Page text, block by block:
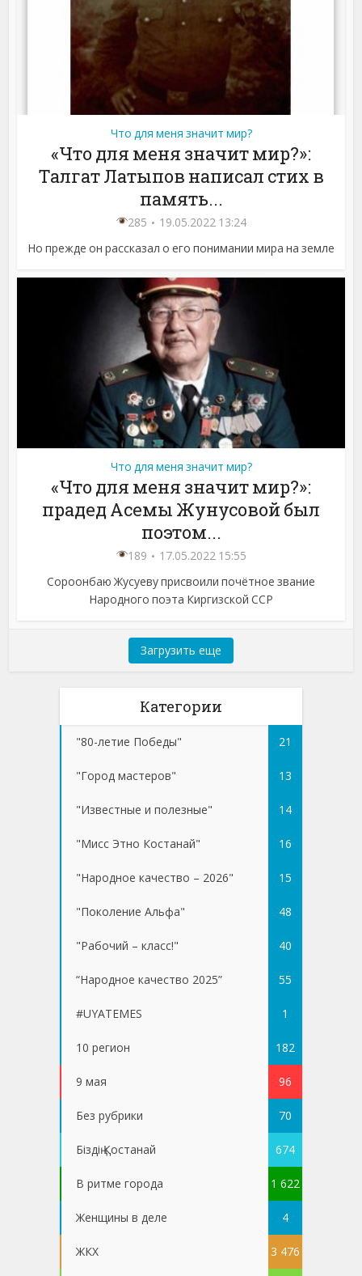
Что для меня значит мир?
«Что для меня значит мир?»:
Талгат Латыпов написал стих в
память...
285
19.05.2022 13:24
Но прежде он рассказал о его понимании мира на земле
Что для меня значит мир?
«Что для меня значит мир?»:
прадед Асемы Жунусовой был
поэтом...
189
17.05.2022 15:55
Сороонбаю Жусуеву присвоили почётное звание
Народного поэта Киргизской ССР
Загрузить еще
Категории
"80-летие Победы" 21
"Город мастеров" 13
"Известные и полезные" 14
"Мисс Этно Костанай" 16
"Народное качество – 2026" 15
"Поколение Альфа" 48
"Рабочий – класс!" 40
“Народное качество 2025” 55
#UYATEMES 1
10 регион 182
9 мая 96
Без рубрики 70
Біздің Қостанай 674
В ритме города 1 622
Женщины в деле 4
ЖКХ 3 476